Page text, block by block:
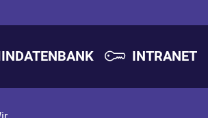
INTRANET